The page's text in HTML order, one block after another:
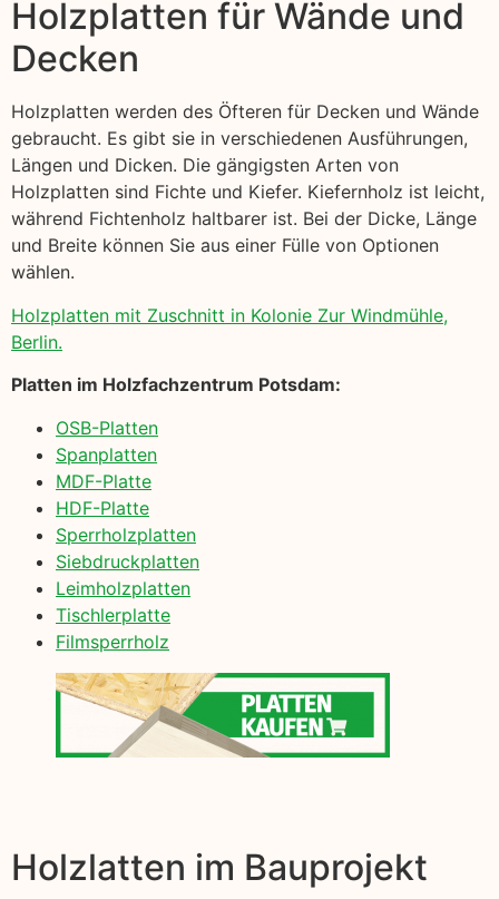
Holzplatten für Wände und
Decken
Holzplatten werden des Öfteren für Decken und Wände
gebraucht. Es gibt sie in verschiedenen Ausführungen,
Längen und Dicken. Die gängigsten Arten von
Holzplatten sind Fichte und Kiefer. Kiefernholz ist leicht,
während Fichtenholz haltbarer ist. Bei der Dicke, Länge
und Breite können Sie aus einer Fülle von Optionen
wählen.
Holzplatten mit Zuschnitt in Kolonie Zur Windmühle,
Berlin.
Platten im Holzfachzentrum Potsdam:
OSB-Platten
Spanplatten
MDF-Platte
HDF-Platte
Sperrholzplatten
Siebdruckplatten
Leimholzplatten
Tischlerplatte
Filmsperrholz
Holzlatten im Bauprojekt